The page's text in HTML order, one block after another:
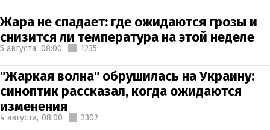
Жара не спадает: где ожидаются грозы и
снизится ли температура на этой неделе
5 августа, 08:00 1235
"Жаркая волна" обрушилась на Украину:
синоптик рассказал, когда ожидаются
изменения
4 августа, 08:00 2302